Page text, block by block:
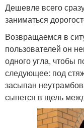
Дешевле всего
заниматься
Возвращаемся в
пользователей он
одного угла, чтобы
следующее: под
засыпан
сыпется в щель